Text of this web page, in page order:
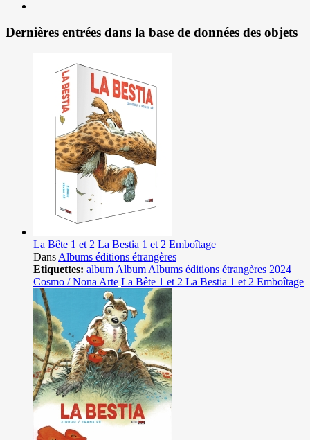
Dernières entrées dans la base de données des objets
La Bête 1 et 2 La Bestia 1 et 2 Emboîtage
Dans Albums éditions étrangères
Etiquettes: album Album Albums éditions étrangères 2024
Cosmo / Nona Arte La Bête 1 et 2 La Bestia 1 et 2 Emboîtage